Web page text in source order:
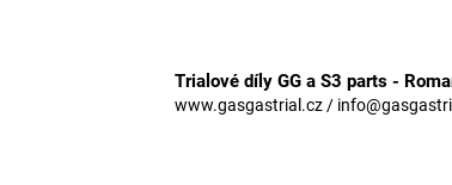
Trialové díly GG a S3 parts -
www.gasgastrial.cz /